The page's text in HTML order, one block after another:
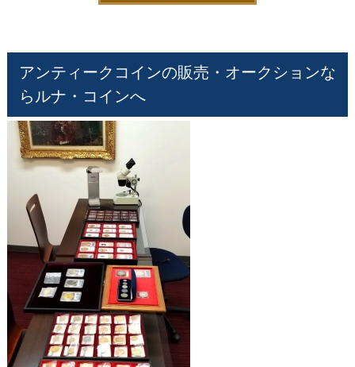
アンティークコインの販売・オークションな
らルナ・コインへ